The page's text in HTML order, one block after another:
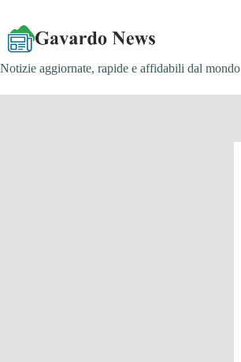
contenuto
Notizie aggiornate, rapide e affidabili dal mondo